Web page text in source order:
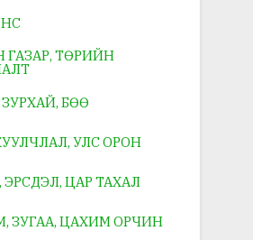
ГАЗАР, ТӨРИЙН
БӨӨ
УЛС ОРОН
ЦАР ТАХАЛ
ЗУГАА, ЦАХИМ ОРЧИН